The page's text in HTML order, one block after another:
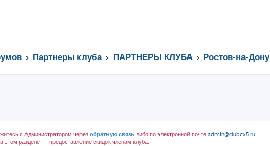
Партнеры клуба ПАРТНЕРЫ КЛУБА Ростов-на-Дону
с Администратором через обратную связь либо по электронной почте admin@clubcx5.ru.
разделе — предоставление скидок членам клуба.